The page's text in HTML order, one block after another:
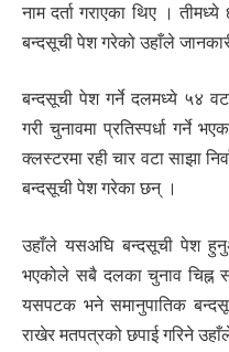
नाम दर्ता गराएका थिए ।
बन्दसूची पेश गरेको उहाँले
बन्दसूची पेश गर्ने दलमध्ये ५४
गरी चुनावमा प्रतिस्पर्धा गर्ने
क्लस्टरमा रही चार वटा साझा
बन्दसूची पेश गरेका छन् ।
उहाँले यसअघि बन्दसूची पेश
भएकोले सबै दलका चुनाव चिह्न
यसपटक भने समानुपातिक
राखेर मतपत्रको छपाई गरिने